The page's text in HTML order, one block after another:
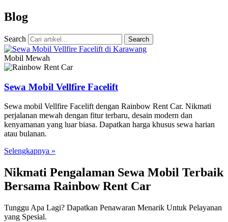
Blog
Search Search
Mobil Mewah
Sewa Mobil Vellfire Facelift
Sewa mobil Vellfire Facelift dengan Rainbow Rent Car. Nikmati
perjalanan mewah dengan fitur terbaru, desain modern dan
kenyamanan yang luar biasa. Dapatkan harga khusus sewa harian
atau bulanan.
Selengkapnya »
Nikmati Pengalaman Sewa Mobil Terbaik
Bersama Rainbow Rent Car
Tunggu Apa Lagi? Dapatkan Penawaran Menarik Untuk Pelayanan
yang Spesial.